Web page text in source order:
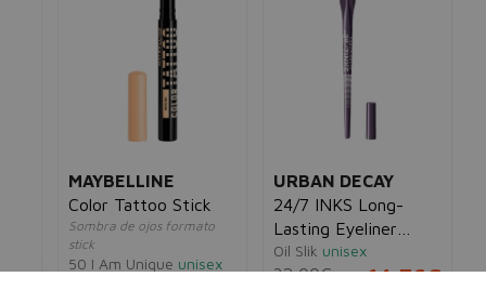
MAYBELLINE
Color Tattoo Stick
Sombra de ojos formato
stick
50 I Am Unique unisex
URBAN DECAY
24/7 INKS Long-
Lasting Eyeliner
Liquide
Oil Slik unisex
32,00€ 14,76€